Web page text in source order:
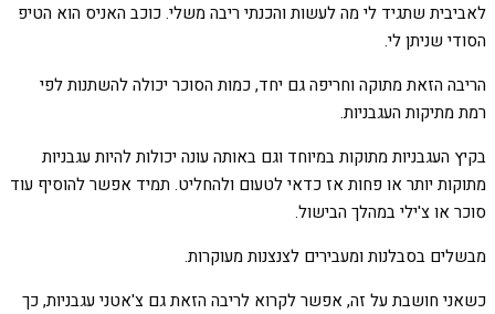
לאביבית שתגיד לי מה לעשות והכנתי ריבה משלי. כוכב האניס הוא הטיפ
הסודי שניתן לי.
הריבה הזאת מתוקה וחריפה גם יחד, כמות הסוכר יכולה להשתנות לפי
רמת מתיקות העגבניות.
בקיץ העגבניות מתוקות במיוחד וגם באותה עונה יכולות להיות עגבניות
מתוקות יותר או פחות אז כדאי לטעום ולהחליט. תמיד אפשר להוסיף עוד
סוכר או צ'ילי במהלך הבישול.
מבשלים בסבלנות ומעבירים לצנצנות מעוקרות.
כשאני חושבת על זה, אפשר לקרוא לריבה הזאת גם צ'אטני עגבניות, כך